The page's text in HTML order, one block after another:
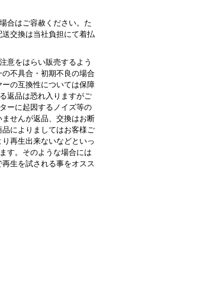
合はご容赦ください。た
交換は当社負担にて着払
をはらい販売するよう
不具合・初期不良の場合
の互換性については保障
品は恐れ入りますがご
に起因するノイズ等の
せんが返品、交換はお断
によりましてはお客様ご
再生出来ないなどといっ
す。そのような場合には
生を試される事をオスス